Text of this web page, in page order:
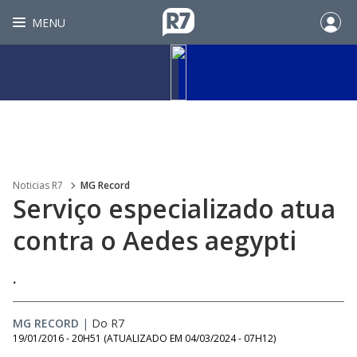
MENU
Noticias R7 MG Record
Serviço especializado atua
contra o Aedes aegypti
.
MG RECORD | Do R7
19/01/2016 - 20H51 (ATUALIZADO EM 04/03/2024 - 07H12)